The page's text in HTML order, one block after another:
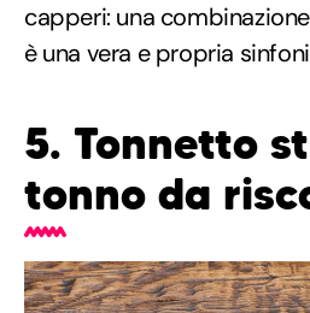
capperi: una
è una vera e propria
5. Tonnetto
tonno da